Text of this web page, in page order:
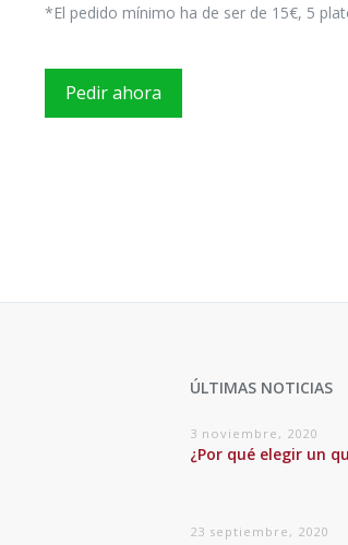
*El pedido mínimo ha de ser de 15€, 5
Pedir ahora
ÚLTIMAS NOTICIAS
3 noviembre, 2020
¿Por qué elegir un
23 septiembre, 2020